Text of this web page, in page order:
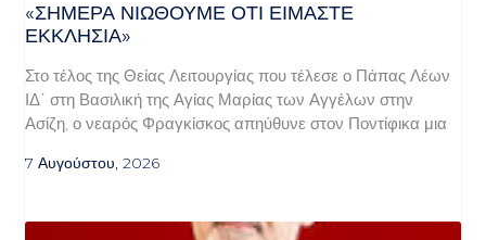
«ΣΉΜΕΡΑ ΝΙΏΘΟΥΜΕ ΌΤΙ ΕΊΜΑΣΤΕ
ΕΚΚΛΗΣΊΑ»
Στο τέλος της Θείας Λειτουργίας που τέλεσε ο Πάπας Λέων
ΙΔ΄ στη Βασιλική της Αγίας Μαρίας των Αγγέλων στην
Ασίζη, ο νεαρός Φραγκίσκος απηύθυνε στον Ποντίφικα μια
7 Αυγούστου, 2026